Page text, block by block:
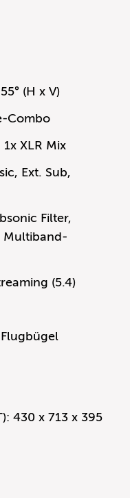
(H x V)
Combo
XLR Mix
Ext. Sub,
Filter,
Multiband-
(5.4)
430 x 713 x 395